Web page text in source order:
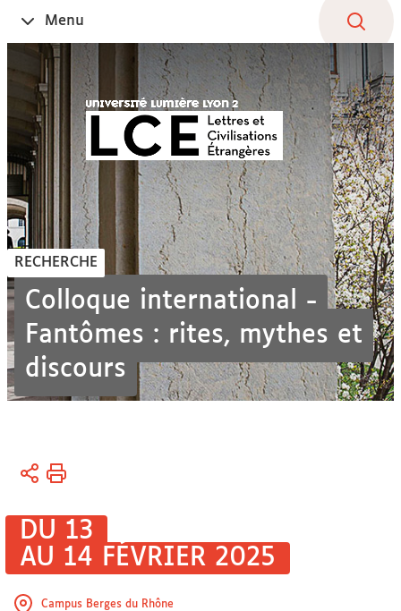
contenu
Ouvrir
le
Menu
RECHERCHE
Colloque international -
Fantômes : rites, mythes et
discours
Vous
Accueil
Colloques
et
journées
DU 13
AU 14 FÉVRIER 2025
Campus Berges du Rhône